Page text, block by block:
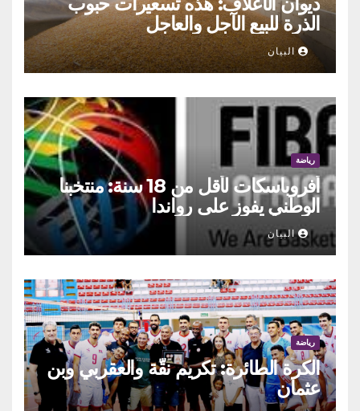
الذرة للبيع الآجل والعاجل
البيان
رياضة
أفروباسكات لأقل من 18 سنة: منتخبنا
الوطني يفوز على رواندا
البيان
رياضة
الكرة الطائرة: تكريم نقّة والعقربي وبن
عثمان